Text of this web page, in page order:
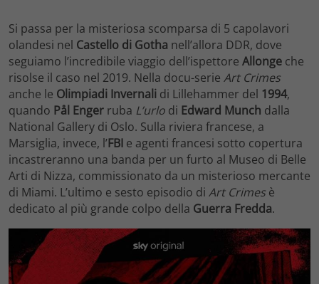
Si passa per la misteriosa scomparsa di 5 capolavori
olandesi nel Castello di Gotha nell’allora DDR, dove
seguiamo l’incredibile viaggio dell’ispettore Allonge che
risolse il caso nel 2019. Nella docu-serie Art Crimes
anche le Olimpiadi Invernali di Lillehammer del 1994,
quando Pål Enger ruba L’urlo di Edward Munch dalla
National Gallery di Oslo. Sulla riviera francese, a
Marsiglia, invece, l’FBI e agenti francesi sotto copertura
incastreranno una banda per un furto al Museo di Belle
Arti di Nizza, commissionato da un misterioso mercante
di Miami. L’ultimo e sesto episodio di Art Crimes è
dedicato al più grande colpo della Guerra Fredda.